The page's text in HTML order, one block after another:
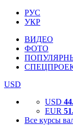
РУС
УКР
ВИДЕО
ФОТО
USD
USD
EUR
Все курсы